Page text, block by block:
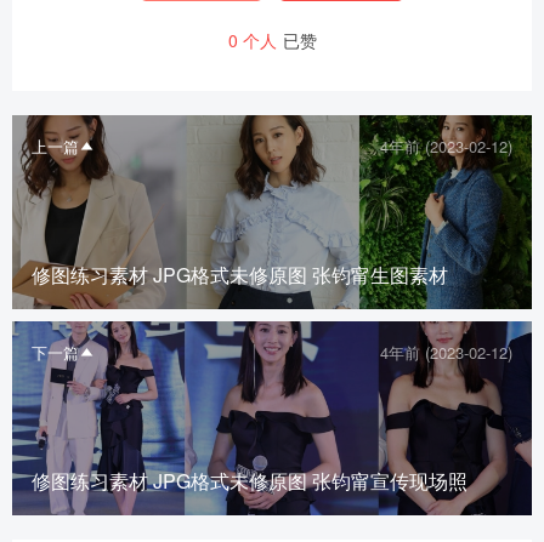
0 个人 已赞
上一篇 4年前 (2023-02-12)
修图练习素材 JPG格式未修原图 张钧甯生图素材
下一篇 4年前 (2023-02-12)
修图练习素材 JPG格式未修原图 张钧甯宣传现场照